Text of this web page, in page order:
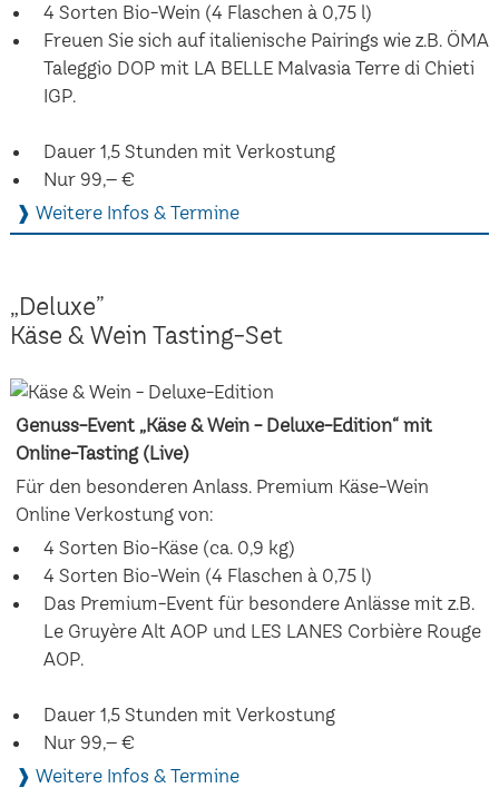
4 Sorten Bio-Wein (4 Flaschen à 0,75 l)
Freuen Sie sich auf italienische Pairings wie z.B. ÖMA
Taleggio DOP mit LA BELLE Malvasia Terre di Chieti
IGP.
Dauer 1,5 Stunden mit Verkostung
Nur 99,– €
❱ Weitere Infos & Termine
„Deluxe”
Käse & Wein Tasting-Set
Genuss-Event „Käse & Wein - Deluxe-Edition“ mit
Online-Tasting (Live)
Für den besonderen Anlass. Premium Käse-Wein
Online Verkostung von:
4 Sorten Bio-Käse (ca. 0,9 kg)
4 Sorten Bio-Wein (4 Flaschen à 0,75 l)
Das Premium-Event für besondere Anlässe mit z.B.
Le Gruyère Alt AOP und LES LANES Corbière Rouge
AOP.
Dauer 1,5 Stunden mit Verkostung
Nur 99,– €
❱ Weitere Infos & Termine